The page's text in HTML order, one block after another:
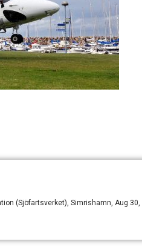
(Sjöfartsverket), Simrishamn, Aug 30,